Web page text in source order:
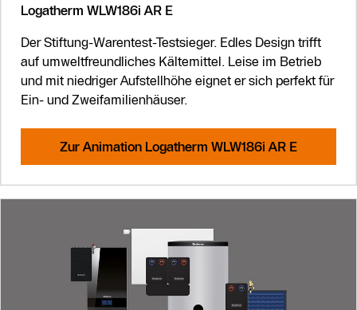
Logatherm WLW186i AR E
Der Stiftung-Warentest-Testsieger. Edles Design trifft
auf umweltfreundliches Kältemittel. Leise im Betrieb
und mit niedriger Aufstellhöhe eignet er sich perfekt für
Ein- und Zweifamilienhäuser.
Zur Animation Logatherm WLW186i AR E